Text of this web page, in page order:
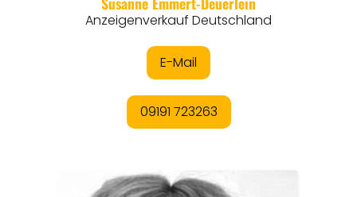
REGIONEN